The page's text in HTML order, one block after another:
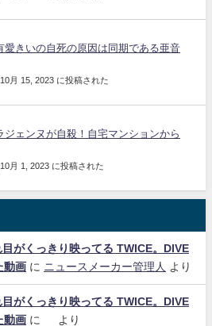
愛きいの自死の原因は同期である亜音
10月 15, 2023 に投稿された
ジェンヌが自殺！自宅マンションから
10月 1, 2023 に投稿された
目がくっきり映ってる TWICE。DIVE
動画 に ニュースメーカー管理人 より
目がくっきり映ってる TWICE。DIVE
動画 に より